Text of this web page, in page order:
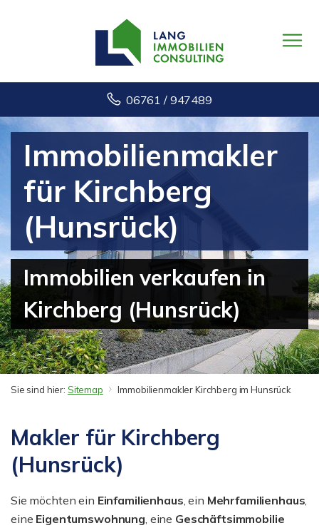
06761 / 947489
Immobilienmakler
für Kirchberg
(Hunsrück)
Immobilien verkaufen in
Kirchberg (Hunsrück)
Sie sind hier: Sitemap Immobilienmakler Kirchberg im Hunsrück
Makler für Kirchberg
(Hunsrück)
Sie möchten ein Einfamilienhaus, ein Mehrfamilienhaus,
eine Eigentumswohnung, eine Geschäftsimmobilie